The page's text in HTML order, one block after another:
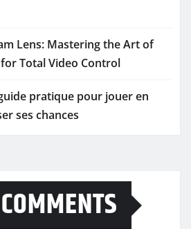
Lens: Mastering the Art of
Total Video Control
pratique pour jouer en
ses chances